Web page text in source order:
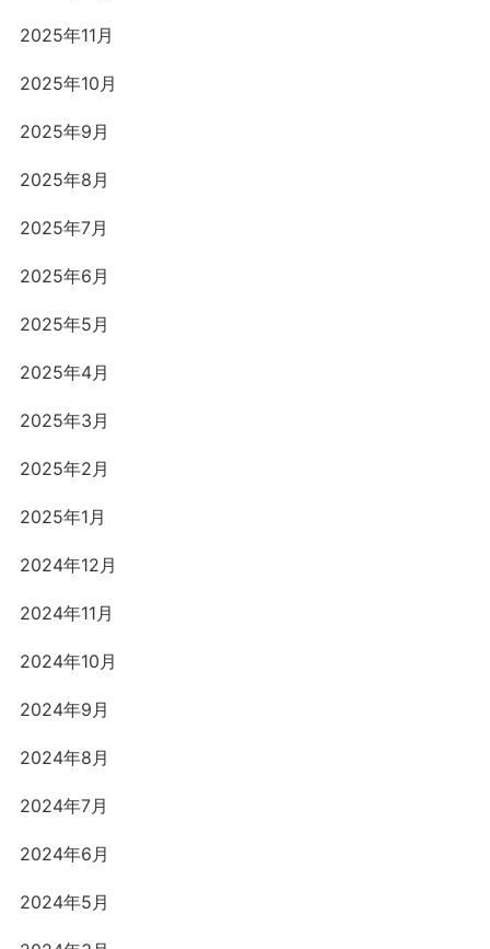
2025年11月
2025年10月
2025年9月
2025年8月
2025年7月
2025年6月
2025年5月
2025年4月
2025年3月
2025年2月
2025年1月
2024年12月
2024年11月
2024年10月
2024年9月
2024年8月
2024年7月
2024年6月
2024年5月